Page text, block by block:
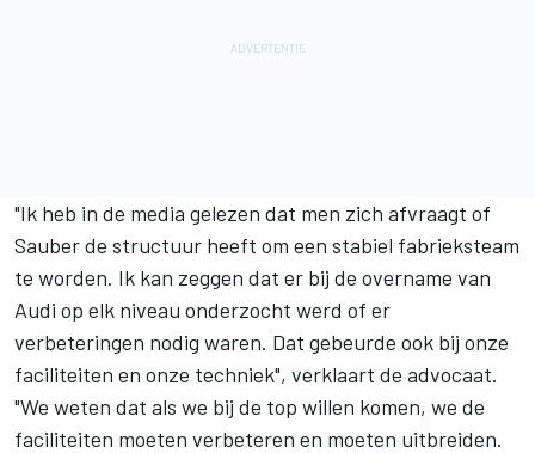
"Ik heb in de media gelezen dat men zich afvraagt of
Sauber de structuur heeft om een stabiel fabrieksteam
te worden. Ik kan zeggen dat er bij de overname van
Audi op elk niveau onderzocht werd of er
verbeteringen nodig waren. Dat gebeurde ook bij onze
faciliteiten en onze techniek", verklaart de advocaat.
"We weten dat als we bij de top willen komen, we de
faciliteiten moeten verbeteren en moeten uitbreiden.